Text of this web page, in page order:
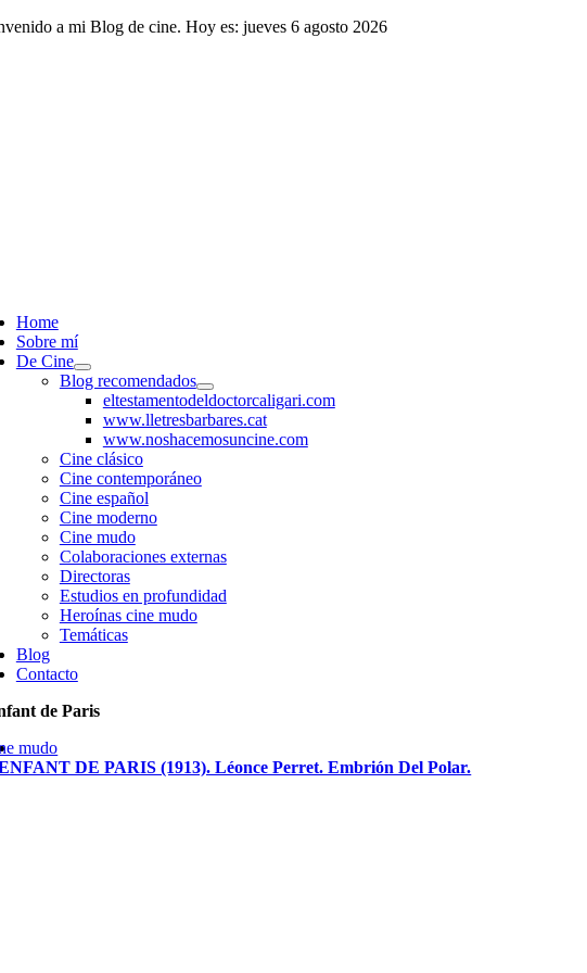
Saltar a mi Blog de cine. Hoy es: jueves 6 agosto 2026
Home
Sobre mí
De Cine
Blog recomendados
eltestamentodeldoctorcaligari.com
www.lletresbarbares.cat
www.noshacemosuncine.com
Cine clásico
Cine contemporáneo
Cine español
Cine moderno
Cine mudo
Colaboraciones externas
Directoras
Estudios en profundidad
Heroínas cine mudo
Temáticas
Blog
Contacto
de Paris
mudo
DE PARIS (1913). Léonce Perret. Embrión Del Polar.